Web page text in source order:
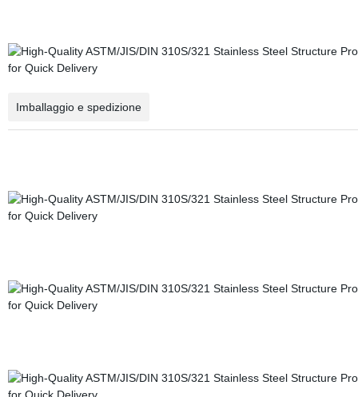
Imballaggio e spedizione